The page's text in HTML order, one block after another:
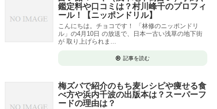
鑑定料や口コミは？村川峰千のプロフィ
ール！【ニッポンドリル】
こんにちは。チョコです！ 「林修のニッポンドリ
ル」の4月10日 の放送で、日本一古い浅草の地下街
が 取り上げられま...
記事を読む
梅ズバで紹介のもち麦レシピや痩せる食
べ方や浜内千波の出版本は？スーパーフ
ードの理由は？